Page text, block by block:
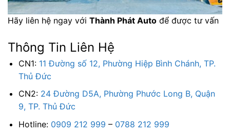
Hãy liên hệ ngay với Thành Phát Auto để được tư vấn
Thông Tin Liên Hệ
CN1: 11 Đường số 12, Phường Hiệp Bình Chánh, TP.
Thủ Đức
CN2: 24 Đường D5A, Phường Phước Long B, Quận
9, TP. Thủ Đức
Hotline: 0909 212 999 – 0788 212 999